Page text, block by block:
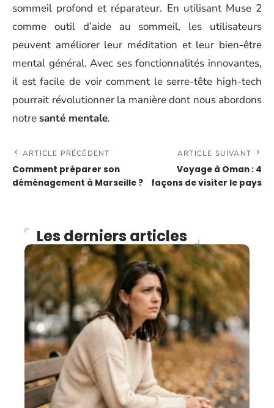
sommeil profond et réparateur. En utilisant Muse 2
comme outil d’aide au sommeil, les utilisateurs
peuvent améliorer leur méditation et leur bien-être
mental général. Avec ses fonctionnalités innovantes,
il est facile de voir comment le serre-tête high-tech
pourrait révolutionner la manière dont nous abordons
notre santé mentale.
ARTICLE PRÉCÉDENT
Comment préparer son
déménagement à Marseille ?
ARTICLE SUIVANT
Voyage à Oman : 4
façons de visiter le pays
Les derniers articles